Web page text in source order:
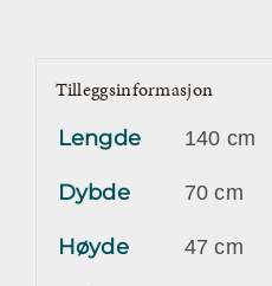
Tilleggsinformasjon
Lengde 140 cm
Dybde 70 cm
Høyde 47 cm